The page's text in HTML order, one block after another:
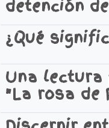
detención
¿Qué
Una
"La rosa de